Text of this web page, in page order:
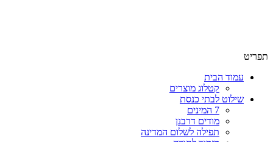
תפריט
עמוד הבית
קטלוג מוצרים
שילוט לבתי כנסת
7 המינים
מודים דרבנן
תפילה לשלום המדינה